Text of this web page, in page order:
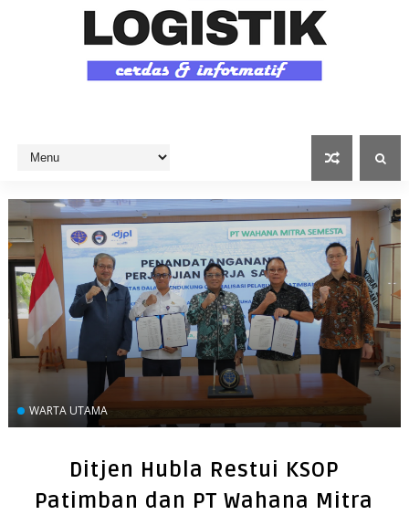
WARTA UTAMA
Ditjen Hubla Restui KSOP
Patimban dan PT Wahana Mitra